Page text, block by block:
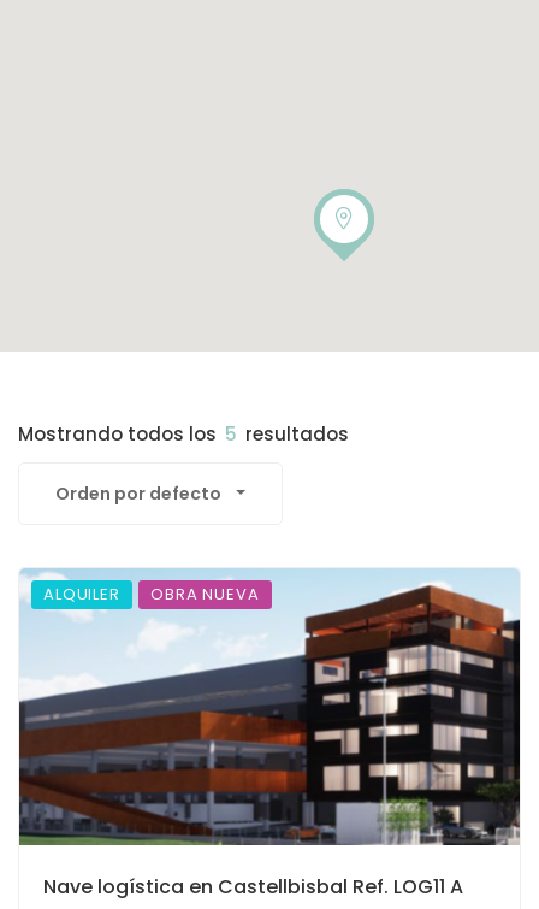
Mostrando todos los 5 resultados
Orden por defecto
ALQUILER OBRA NUEVA
Nave logística en Castellbisbal Ref. LOG11 A